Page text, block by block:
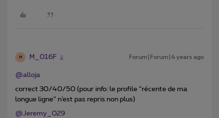
M M_016F Forum|Forum|4 years ago
@alloja
correct 30/40/50 (pour info: le profile “récente de ma
longue ligne” n’est pas repris non plus)
@Jeremy_029